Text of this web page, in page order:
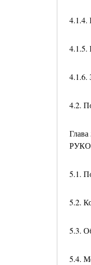
4.1.4.
4.1.5.
4.1.6.
4.2.
5.1.
5.2.
5.3.
5.4.